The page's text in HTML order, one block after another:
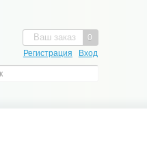
0
Ваш заказ
Регистрация Вход